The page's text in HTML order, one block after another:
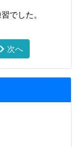
でした。
次へ